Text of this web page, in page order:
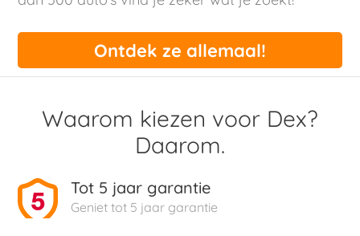
Ontdek ze allemaal!
Waarom kiezen voor Dex?
Daarom.
Tot 5 jaar garantie
Geniet tot 5 jaar garantie